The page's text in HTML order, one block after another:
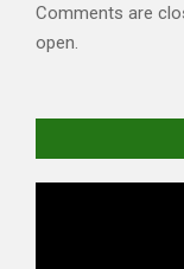
Comments are
open.